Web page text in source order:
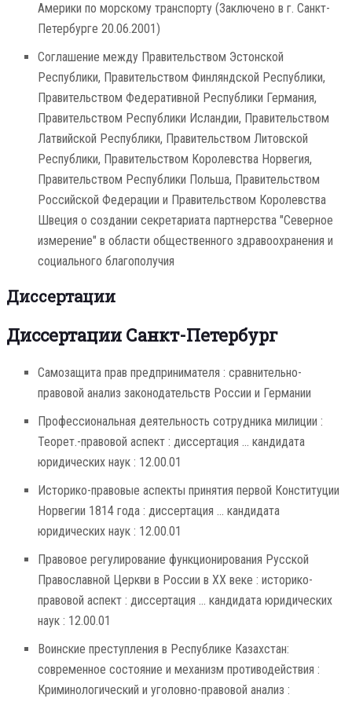
Америки по морскому транспорту (Заключено в г. Санкт-
Петербурге 20.06.2001)
Соглашение между Правительством Эстонской
Республики, Правительством Финляндской Республики,
Правительством Федеративной Республики Германия,
Правительством Республики Исландии, Правительством
Латвийской Республики, Правительством Литовской
Республики, Правительством Королевства Норвегия,
Правительством Республики Польша, Правительством
Российской Федерации и Правительством Королевства
Швеция о создании секретариата партнерства "Северное
измерение" в области общественного здравоохранения и
социального благополучия
Диссертации
Диссертации Санкт-Петербург
Самозащита прав предпринимателя : сравнительно-
правовой анализ законодательств России и Германии
Профессиональная деятельность сотрудника милиции :
Теорет.-правовой аспект : диссертация ... кандидата
юридических наук : 12.00.01
Историко-правовые аспекты принятия первой Конституции
Норвегии 1814 года : диссертация ... кандидата
юридических наук : 12.00.01
Правовое регулирование функционирования Русской
Православной Церкви в России в XX веке : историко-
правовой аспект : диссертация ... кандидата юридических
наук : 12.00.01
Воинские преступления в Республике Казахстан:
современное состояние и механизм противодействия :
Криминологический и уголовно-правовой анализ :